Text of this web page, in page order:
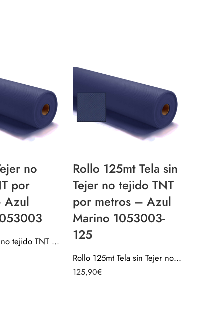
no
por
Azul
Tela sin Tejer no tejido TNT por metros – Azul Marino 1053003
Rollo 125mt Tela sin
Tejer no tejido TNT
por metros – Azul
Marino 1053003-
125
Rollo 125mt Tela sin Tejer no tejido TNT por metros – Azul Marino 1053003-125
125,90€